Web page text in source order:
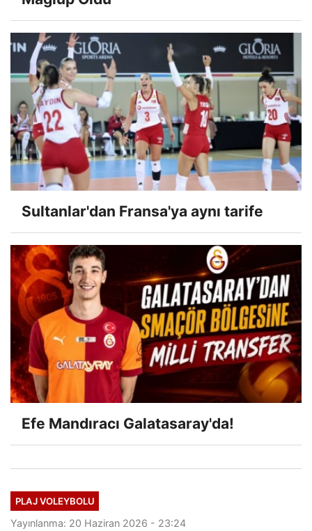
Sultanlar'dan Fransa'ya aynı tarife
Efe Mandıracı Galatasaray'da!
PLAJ VOLEYBOLU
Yayınlanma: 20 Haziran 2026 - 23:24